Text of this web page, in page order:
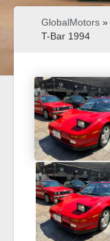
GlobalMotors »
T-Bar 1994